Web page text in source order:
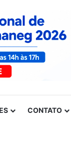
CONTATO